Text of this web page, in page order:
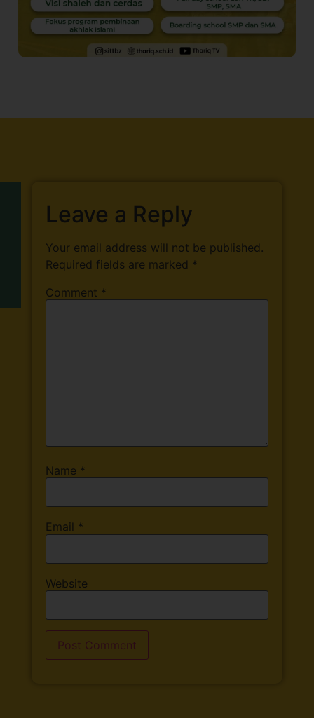
Leave a Reply
Your email address will not be published.
Required fields are marked *
Comment *
Name *
Email *
Website